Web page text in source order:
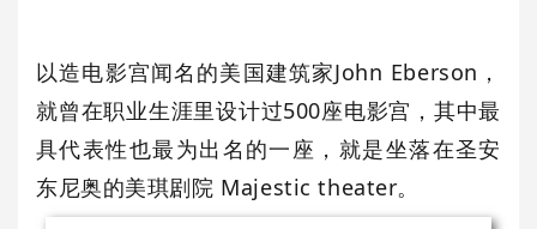
以造电影宫闻名的美国建筑家John Eberson，
就曾在职业生涯里设计过500座电影宫， 其中最
具代表性也最为出名的一座， 就是坐落在圣安
东尼奥的美琪剧院 Majestic theater。